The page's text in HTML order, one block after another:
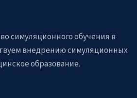
симуляционного обучения в
внедрению симуляционных
образование.